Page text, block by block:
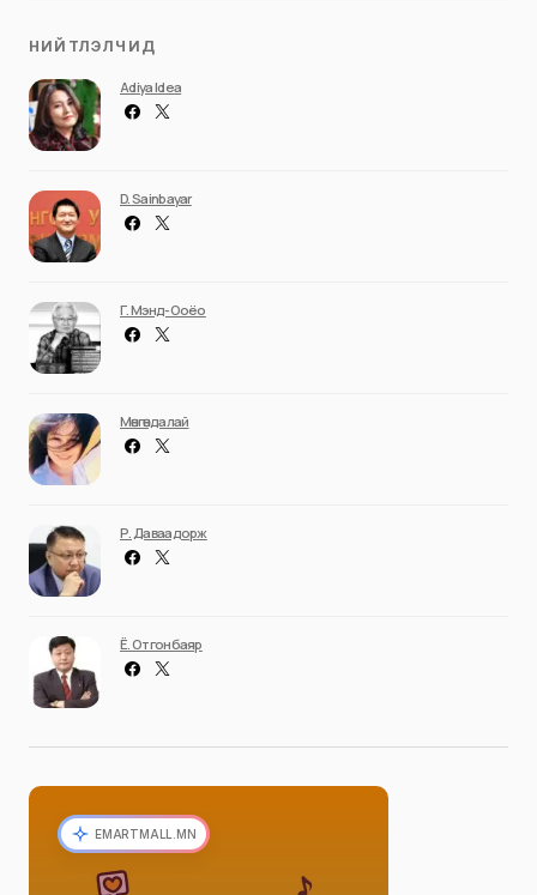
НИЙТЛЭЛЧИД
Adiya Idea
D. Sainbayar
Г. Мэнд-Ооёо
Мөнгөндалай
Р. Даваадорж
Ё. Отгонбаяр
EMARTMALL.MN